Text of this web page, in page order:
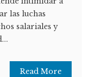
las luchas
salariales y
Read More